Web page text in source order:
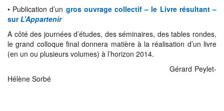
• Publication d’un gros ouvrage collectif – le Livre résultant –
surL’Appartenir
A côté des journées d’études, des séminaires, des tables rondes,
le grand colloque final donnera matière à la réalisation d’un livre
(en un ou plusieurs volumes) à l’horizon 2014.
Gérard Peylet-
Hélène Sorbé